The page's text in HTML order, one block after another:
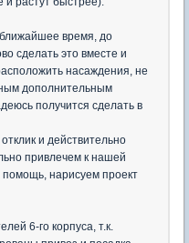
время, до
сделать это вместе и
насаждения, не
дополнительным
получится сделать в
и действительно
привлечем к нашей
нарисуем проект
6-го корпуса, т.к.